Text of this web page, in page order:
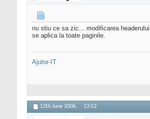
nu stiu ce sa zic... modificarea
se aplica la toate paginile.
Ajutor-IT
12th June 2006, 13:52